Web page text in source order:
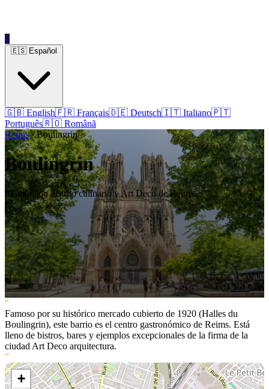
0
🇬🇧 English🇫🇷 Français🇩🇪 Deutsch🇮🇹 Italiano🇵🇹
Português🇷🇴 Română
Reims› Boulingrin
Boulingrin
El animado distrito culinario y Art Deco de Reims.
“
Famoso por su histórico mercado cubierto de 1920 (Halles du
Boulingrin), este barrio es el centro gastronómico de Reims. Está
lleno de bistros, bares y ejemplos excepcionales de la firma de la
ciudad Art Deco arquitectura.
”
+